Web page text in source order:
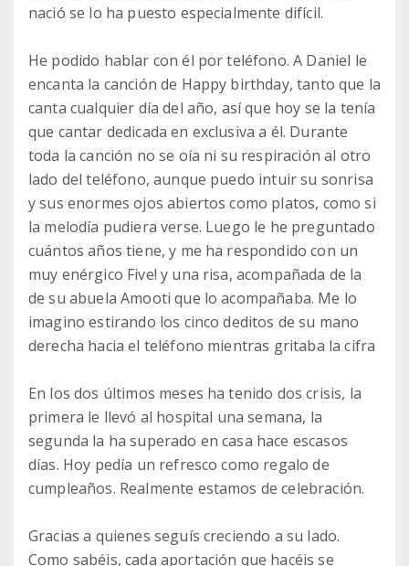
nació se lo ha puesto especialmente difícil.
He podido hablar con él por teléfono. A Daniel le
encanta la canción de Happy birthday, tanto que la
canta cualquier día del año, así que hoy se la tenía
que cantar dedicada en exclusiva a él. Durante
toda la canción no se oía ni su respiración al otro
lado del teléfono, aunque puedo intuir su sonrisa
y sus enormes ojos abiertos como platos, como si
la melodía pudiera verse. Luego le he preguntado
cuántos años tiene, y me ha respondido con un
muy enérgico Five! y una risa, acompañada de la
de su abuela Amooti que lo acompañaba. Me lo
imagino estirando los cinco deditos de su mano
derecha hacia el teléfono mientras gritaba la cifra
En los dos últimos meses ha tenido dos crisis, la
primera le llevó al hospital una semana, la
segunda la ha superado en casa hace escasos
días. Hoy pedía un refresco como regalo de
cumpleaños. Realmente estamos de celebración.
Gracias a quienes seguís creciendo a su lado.
Como sabéis, cada aportación que hacéis se